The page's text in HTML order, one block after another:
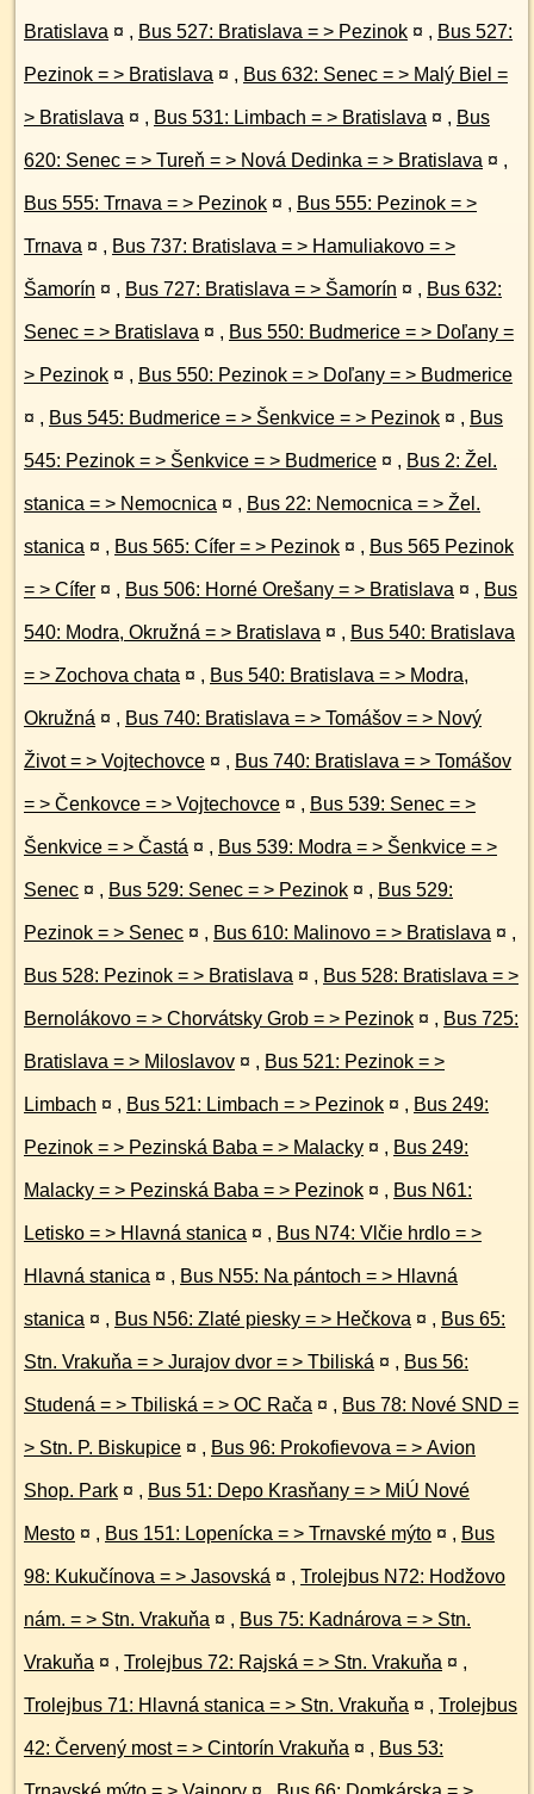
Bratislava ¤ , Bus 527: Bratislava = > Pezinok ¤ , Bus 527:
Pezinok = > Bratislava ¤ , Bus 632: Senec = > Malý Biel =
> Bratislava ¤ , Bus 531: Limbach = > Bratislava ¤ , Bus
620: Senec = > Tureň = > Nová Dedinka = > Bratislava ¤ ,
Bus 555: Trnava = > Pezinok ¤ , Bus 555: Pezinok = >
Trnava ¤ , Bus 737: Bratislava = > Hamuliakovo = >
Šamorín ¤ , Bus 727: Bratislava = > Šamorín ¤ , Bus 632:
Senec = > Bratislava ¤ , Bus 550: Budmerice = > Doľany =
> Pezinok ¤ , Bus 550: Pezinok = > Doľany = > Budmerice
¤ , Bus 545: Budmerice = > Šenkvice = > Pezinok ¤ , Bus
545: Pezinok = > Šenkvice = > Budmerice ¤ , Bus 2: Žel.
stanica = > Nemocnica ¤ , Bus 22: Nemocnica = > Žel.
stanica ¤ , Bus 565: Cífer = > Pezinok ¤ , Bus 565 Pezinok
= > Cífer ¤ , Bus 506: Horné Orešany = > Bratislava ¤ , Bus
540: Modra, Okružná = > Bratislava ¤ , Bus 540: Bratislava
= > Zochova chata ¤ , Bus 540: Bratislava = > Modra,
Okružná ¤ , Bus 740: Bratislava = > Tomášov = > Nový
Život = > Vojtechovce ¤ , Bus 740: Bratislava = > Tomášov
= > Čenkovce = > Vojtechovce ¤ , Bus 539: Senec = >
Šenkvice = > Častá ¤ , Bus 539: Modra = > Šenkvice = >
Senec ¤ , Bus 529: Senec = > Pezinok ¤ , Bus 529:
Pezinok = > Senec ¤ , Bus 610: Malinovo = > Bratislava ¤ ,
Bus 528: Pezinok = > Bratislava ¤ , Bus 528: Bratislava = >
Bernolákovo = > Chorvátsky Grob = > Pezinok ¤ , Bus 725:
Bratislava = > Miloslavov ¤ , Bus 521: Pezinok = >
Limbach ¤ , Bus 521: Limbach = > Pezinok ¤ , Bus 249:
Pezinok = > Pezinská Baba = > Malacky ¤ , Bus 249:
Malacky = > Pezinská Baba = > Pezinok ¤ , Bus N61:
Letisko = > Hlavná stanica ¤ , Bus N74: Vlčie hrdlo = >
Hlavná stanica ¤ , Bus N55: Na pántoch = > Hlavná
stanica ¤ , Bus N56: Zlaté piesky = > Hečkova ¤ , Bus 65:
Stn. Vrakuňa = > Jurajov dvor = > Tbiliská ¤ , Bus 56:
Studená = > Tbiliská = > OC Rača ¤ , Bus 78: Nové SND =
> Stn. P. Biskupice ¤ , Bus 96: Prokofievova = > Avion
Shop. Park ¤ , Bus 51: Depo Krasňany = > MiÚ Nové
Mesto ¤ , Bus 151: Lopenícka = > Trnavské mýto ¤ , Bus
98: Kukučínova = > Jasovská ¤ , Trolejbus N72: Hodžovo
nám. = > Stn. Vrakuňa ¤ , Bus 75: Kadnárova = > Stn.
Vrakuňa ¤ , Trolejbus 72: Rajská = > Stn. Vrakuňa ¤ ,
Trolejbus 71: Hlavná stanica = > Stn. Vrakuňa ¤ , Trolejbus
42: Červený most = > Cintorín Vrakuňa ¤ , Bus 53: